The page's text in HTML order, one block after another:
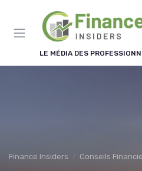
LE MÉDIA DES
Finance Insiders Conseils